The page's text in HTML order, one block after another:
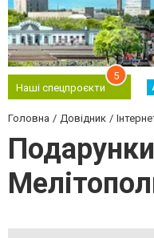
Наші спецпроєкти
5
Головна Довідник